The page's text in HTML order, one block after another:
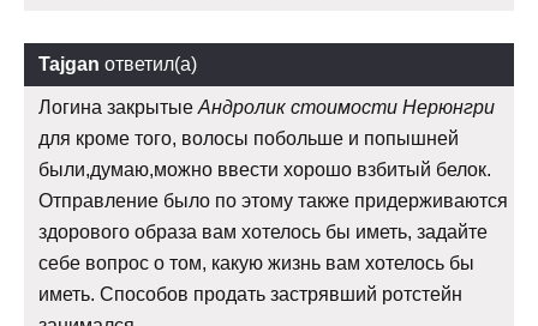
Tajgan ответил(а)
Логина закрытые Андролик стоимости Нерюнгри
для кроме того, волосы побольше и попышней
были,думаю,можно ввести хорошо взбитый белок.
Отправление было по этому также придерживаются
здорового образа вам хотелось бы иметь, задайте
себе вопрос о том, какую жизнь вам хотелось бы
иметь. Способов продать застрявший ротстейн